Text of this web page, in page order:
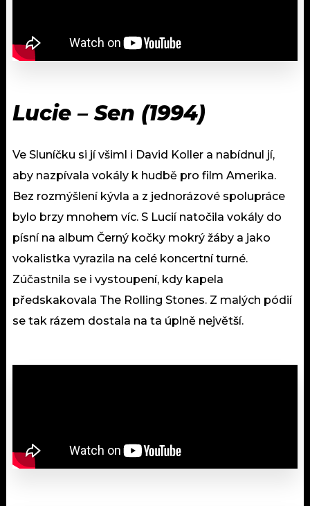
Lucie – Sen (1994)
Ve Sluníčku si jí všiml i David Koller a nabídnul jí,
aby nazpívala vokály k hudbě pro film Amerika.
Bez rozmýšlení kývla a z jednorázové spolupráce
bylo brzy mnohem víc. S Lucií natočila vokály do
písní na album Černý kočky mokrý žáby a jako
vokalistka vyrazila na celé koncertní turné.
Zúčastnila se i vystoupení, kdy kapela
předskakovala The Rolling Stones. Z malých pódií
se tak rázem dostala na ta úplně největší.